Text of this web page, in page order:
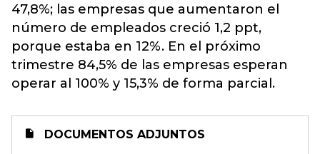
47,8%; las empresas que aumentaron el
número de empleados creció 1,2 ppt,
porque estaba en 12%. En el próximo
trimestre 84,5% de las empresas esperan
operar al 100% y 15,3% de forma parcial.
DOCUMENTOS ADJUNTOS